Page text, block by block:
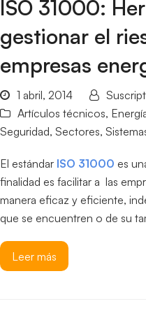
ISO 31000:
gestionar el
empresas
1 abril, 2014
Artículos técnicos,
Seguridad, Sectores,
El estándar ISO 31000 es
finalidad es facilitar a las
manera eficaz y eficiente,
que se encuentren o de su
Leer más